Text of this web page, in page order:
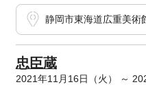
静岡市東海道広重美術
忠臣蔵
2021年11月16日（火） ～